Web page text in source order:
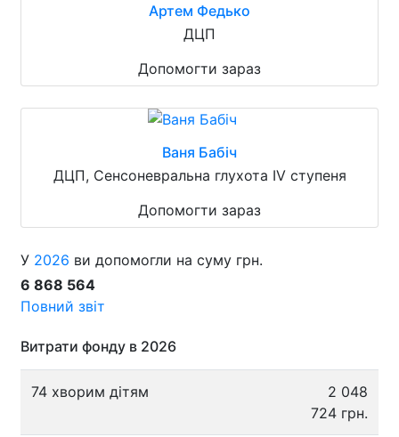
Артем Федько
ДЦП
Допомогти зараз
Ваня Бабіч
ДЦП, Сенсоневральна глухота IV ступеня
Допомогти зараз
У 2026 ви допомогли на суму грн.
6 868 564
Повний звіт
Витрати фонду в 2026
74 хворим дітям
2 048
724 грн.